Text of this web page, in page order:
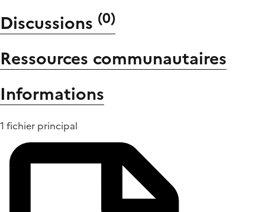
Discussions (0)
Ressources communautaires
Informations
1 fichier principal